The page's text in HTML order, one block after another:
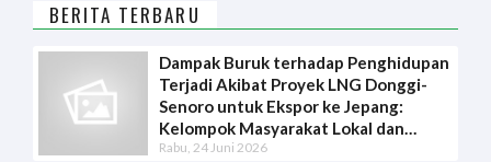
BERITA TERBARU
Dampak Buruk terhadap Penghidupan
Terjadi Akibat Proyek LNG Donggi-
Senoro untuk Ekspor ke Jepang:
Kelompok Masyarakat Lokal dan
Organisasi Lingkungan Hidup
Rabu, 24 Juni 2026